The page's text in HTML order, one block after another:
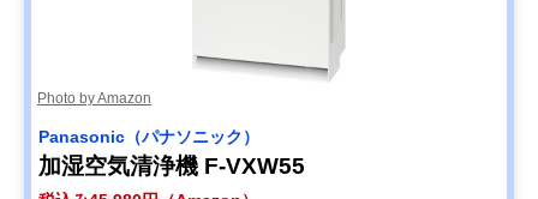
Photo by Amazon
Panasonic（パナソニック）
加湿空気清浄機 F-VXW55